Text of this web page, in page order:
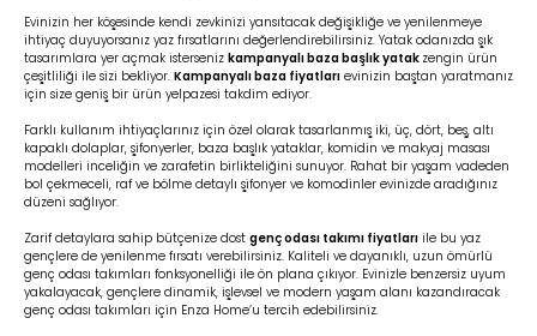
Evinizin her köşesinde kendi zevkinizi yansıtacak değişikliğe ve yenilenmeye
ihtiyaç duyuyorsanız yaz fırsatlarını değerlendirebilirsiniz. Yatak odanızda şık
tasarımlara yer açmak isterseniz kampanyalı baza başlık yatak zengin ürün
çeşitliliği ile sizi bekliyor. Kampanyalı baza fiyatları evinizin baştan yaratmanız
için size geniş bir ürün yelpazesi takdim ediyor.
Farklı kullanım ihtiyaçlarınız için özel olarak tasarlanmış iki, üç, dört, beş, altı
kapaklı dolaplar, şifonyerler, baza başlık yataklar, komidin ve makyaj masası
modelleri inceliğin ve zarafetin birlikteliğini sunuyor. Rahat bir yaşam vadeden
bol çekmeceli, raf ve bölme detaylı şifonyer ve komodinler evinizde aradığınız
düzeni sağlıyor.
Zarif detaylara sahip bütçenize dost genç odası takımı fiyatları ile bu yaz
gençlere de yenilenme fırsatı verebilirsiniz. Kaliteli ve dayanıklı, uzun ömürlü
genç odası takımları fonksyonelliği ile ön plana çıkıyor. Evinizle benzersiz uyum
yakalayacak, gençlere dinamik, işlevsel ve modern yaşam alanı kazandıracak
genç odası takımları için Enza Home’u tercih edebilirsiniz.